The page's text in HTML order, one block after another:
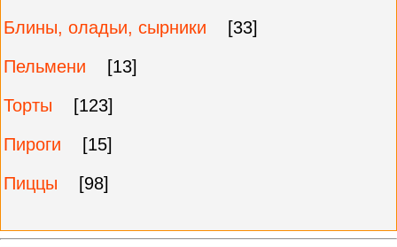
Блины, оладьи, сырники
[33]
Пельмени
[13]
Торты
[123]
Пироги
[15]
Пиццы
[98]